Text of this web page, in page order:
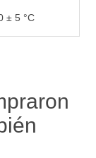
± 5 °C